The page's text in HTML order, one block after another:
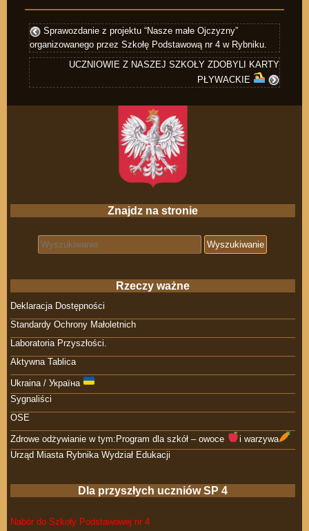
Sprawozdanie z projektu “Nasze małe Ojczyzny”
organizowanego przez Szkołę Podstawową nr 4 w Rybniku.
UCZNIOWIE Z NASZEJ SZKOŁY ZDOBYLI KARTY
PŁYWACKIE
Znajdz na stronie
Search for:
Rzeczy ważne
Deklaracja Dostępności
Standardy Ochrony Małoletnich
Laboratoria Przyszłości.
Aktywna Tablica
Ukraina / Україна
Sygnaliści
OSE
Zdrowe odżywianie w tym:Program dla szkół – owoce
i warzywa
Urząd Miasta Rybnika Wydział Edukacji
Dla przyszłych uczniów SP 4
Nabór do Szkoły Podstawowej nr 4